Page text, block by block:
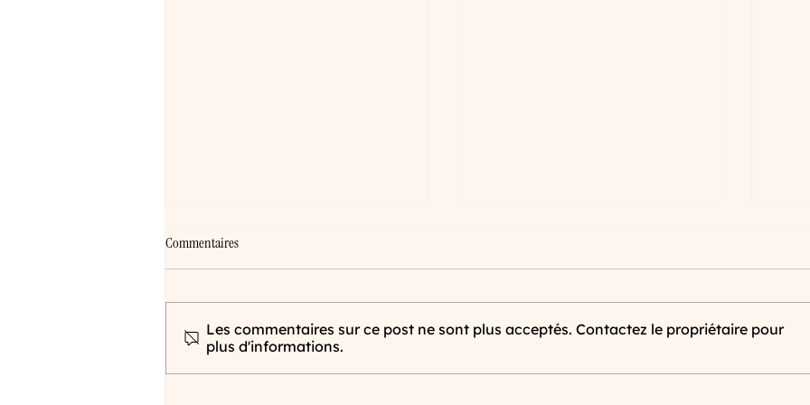
Commentaires
Les commentaires sur ce post ne sont plus acceptés. Contactez le propriétaire pour
plus d'informations.